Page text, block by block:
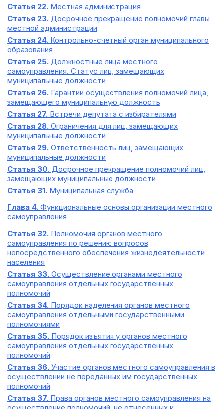
Статья 22. Местная администрация
Статья 23. Досрочное прекращение полномочий главы
местной администрации
Статья 24. Контрольно-счетный орган муниципального
образования
Статья 25. Должностные лица местного
самоуправления. Статус лиц, замещающих
муниципальные должности
Статья 26. Гарантии осуществления полномочий лица,
замещающего муниципальную должность
Статья 27. Встречи депутата с избирателями
Статья 28. Ограничения для лиц, замещающих
муниципальные должности
Статья 29. Ответственность лиц, замещающих
муниципальные должности
Статья 30. Досрочное прекращение полномочий лиц,
замещающих муниципальные должности
Статья 31. Муниципальная служба
Глава 4. Функциональные основы организации местного
самоуправления
Статья 32. Полномочия органов местного
самоуправления по решению вопросов
непосредственного обеспечения жизнедеятельности
населения
Статья 33. Осуществление органами местного
самоуправления отдельных государственных
полномочий
Статья 34. Порядок наделения органов местного
самоуправления отдельными государственными
полномочиями
Статья 35. Порядок изъятия у органов местного
самоуправления отдельных государственных
полномочий
Статья 36. Участие органов местного самоуправления в
осуществлении не переданных им государственных
полномочий
Статья 37. Права органов местного самоуправления на